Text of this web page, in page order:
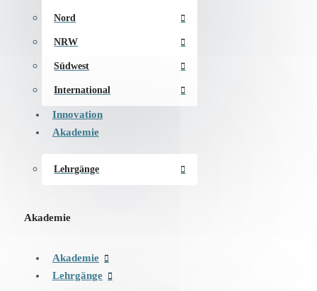
Nord
NRW
Südwest
International
Innovation
Akademie
Lehrgänge
Akademie
Akademie
Lehrgänge